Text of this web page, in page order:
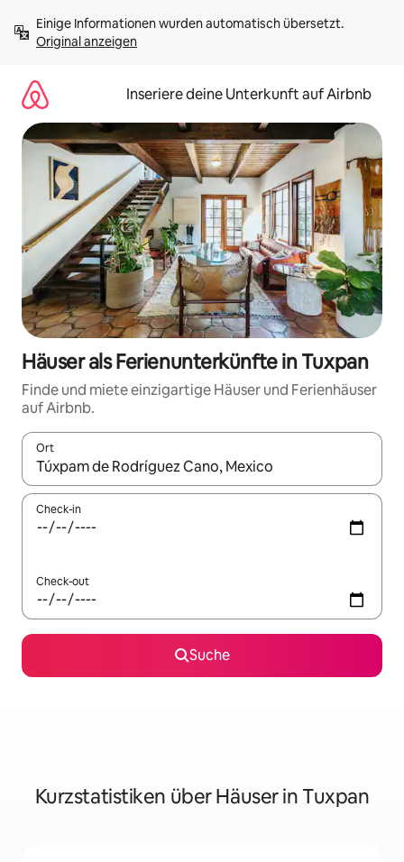
Inhalten
springenOriginal anzeigen
Inseriere deine Unterkunft auf Airbnb
Häuser als Ferienunterkünfte in Tuxpan
Finde und miete einzigartige Häuser und Ferienhäuser
auf Airbnb.
Ort
Wenn Ergebnisse verfügbar sind, navigiere mit den
Check-in
Check-out
Suche
Kurzstatistiken über Häuser in Tuxpan